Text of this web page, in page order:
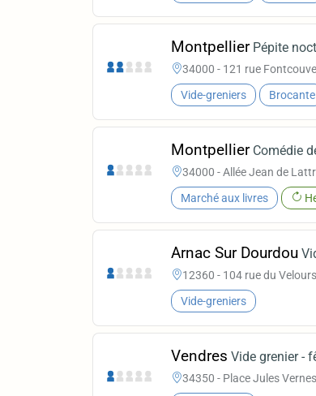
Montpellier Pépite
34000 - 121 rue
Vide-greniers Brocante
Montpellier Comédie
34000 - Allée Jean de
Marché aux livres
Arnac Sur Dourdou
12360 - 104 rue du
Vide-greniers
Vendres Vide grenier -
34350 - Place Jules Vernes